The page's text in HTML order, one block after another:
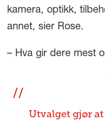
kamera, optikk,
annet, sier Rose.
– Hva gir dere mest
Utvalget gjør